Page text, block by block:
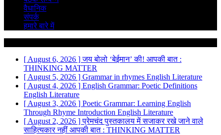
वैधानिक
संपर्क
हमारे बारे में
[ August 6, 2026 ]जय बोलो ‘बेईमान’ की! आपकी बात :
THINKING MATTER
[ August 5, 2026 ] Grammar in rhymes English Literature
[ August 4, 2026 ] English Grammar: Poetic Definitions
English Literature
[ August 3, 2026 ] Poetic Grammar: Learning English
Through Rhyme Introduction English Literature
[ August 2, 2026 ]प्रेमचंद पुस्तकालय में सजाकर रखे जाने वाले
साहित्यकार नहीं आपकी बात : THINKING MATTER